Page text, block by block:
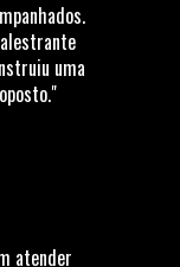
uma
atender